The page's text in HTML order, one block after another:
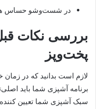
در شست‌وشو حساس
بررسی نکات
پخت‌وپز
لازم است بدانید که در
برنامه آشپزی شما باید
سبک آشپزی شما تعیین